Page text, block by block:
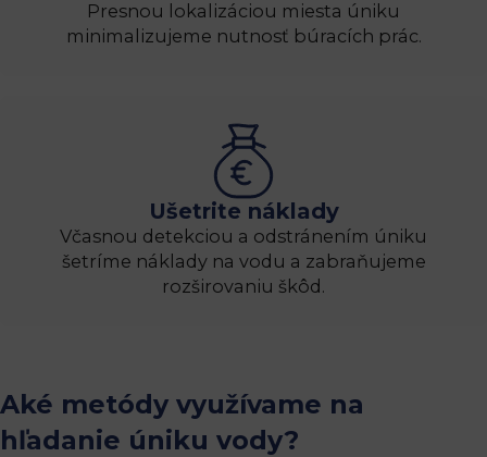
Presnou lokalizáciou miesta úniku
minimalizujeme nutnosť búracích prác.
Ušetrite náklady
Včasnou detekciou a odstránením úniku
šetríme náklady na vodu a zabraňujeme
rozširovaniu škôd.
Aké metódy využívame na
hľadanie úniku vody?